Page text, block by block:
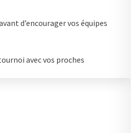
ouverture des réservations dès le
et laissez-nous rendre votre séjour
d’encourager vos équipes
avec vos proches